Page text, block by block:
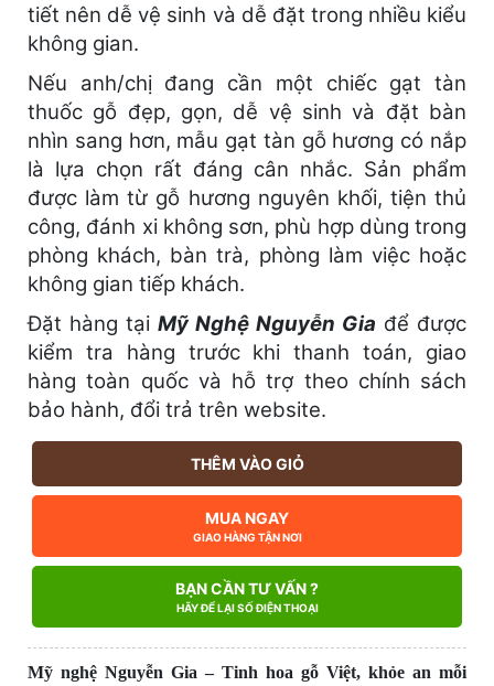
tiết nên dễ vệ sinh và dễ đặt trong nhiều kiểu
không gian.
Nếu anh/chị đang cần một chiếc gạt tàn
thuốc gỗ đẹp, gọn, dễ vệ sinh và đặt bàn
nhìn sang hơn, mẫu gạt tàn gỗ hương có nắp
là lựa chọn rất đáng cân nhắc. Sản phẩm
được làm từ gỗ hương nguyên khối, tiện thủ
công, đánh xi không sơn, phù hợp dùng trong
phòng khách, bàn trà, phòng làm việc hoặc
không gian tiếp khách.
Đặt hàng tại Mỹ Nghệ Nguyễn Gia để được
kiểm tra hàng trước khi thanh toán, giao
hàng toàn quốc và hỗ trợ theo chính sách
bảo hành, đổi trả trên website.
THÊM VÀO GIỎ
MUA NGAY
GIAO HÀNG TẬN NƠI
BẠN CẦN TƯ VẤN ?
HÃY ĐỂ LẠI SỐ ĐIỆN THOẠI
Mỹ nghệ Nguyễn Gia – Tinh hoa gỗ Việt, khỏe an mỗi